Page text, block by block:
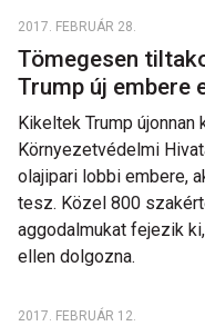
2017. FEBRUÁR 28.
Tömegesen
Trump új embere
Kikeltek Trump
Környezetvédelmi
olajipari lobbi embere,
tesz. Közel 800
aggodalmukat fejezik
ellen dolgozna.
2017. FEBRUÁR 12.